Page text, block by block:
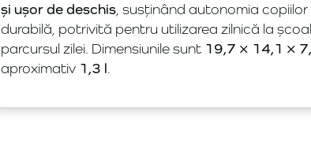
și ușor de deschis, susținând autonomia
durabilă, potrivită pentru utilizarea zilnică la
parcursul zilei. Dimensiunile sunt 19,7 × 14,1 ×
aproximativ 1,3 l.